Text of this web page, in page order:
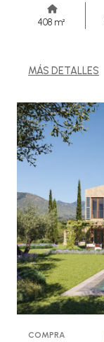
408 m²
MÁS DETALLES
COMPRA